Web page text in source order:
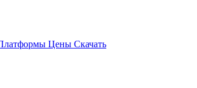
Цены Скачать